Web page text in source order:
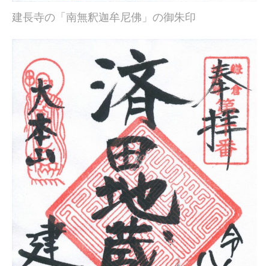
建長寺の「南無釈迦牟尼佛」の御朱印